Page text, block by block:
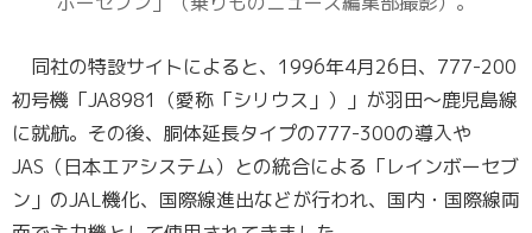
同社の特設サイトによると、1996年4月26日、777-200
初号機「JA8981（愛称「シリウス」）」が羽田～鹿児島線
に就航。その後、胴体延長タイプの777-300の導入や
JAS（日本エアシステム）との統合による「レインボーセブ
ン」のJAL機化、国際線進出などが行われ、国内・国際線両